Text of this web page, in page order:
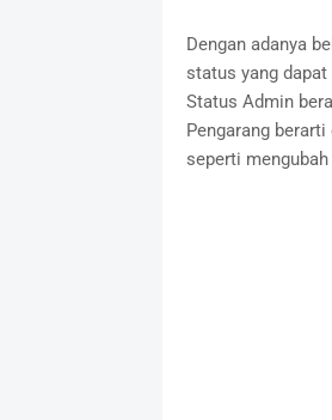
Dengan adanya
status yang
Status Admin
Pengarang
seperti